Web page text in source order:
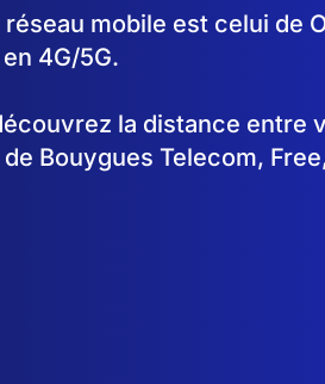
mobile est celui de
4G/5G.
la distance entre
Bouygues Telecom,